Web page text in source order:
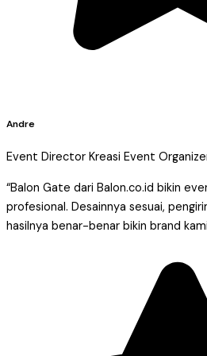
Andre
Event Director Kreasi Event
“Balon Gate dari Balon.co.id bikin
profesional. Desainnya sesuai,
hasilnya benar-benar bikin brand